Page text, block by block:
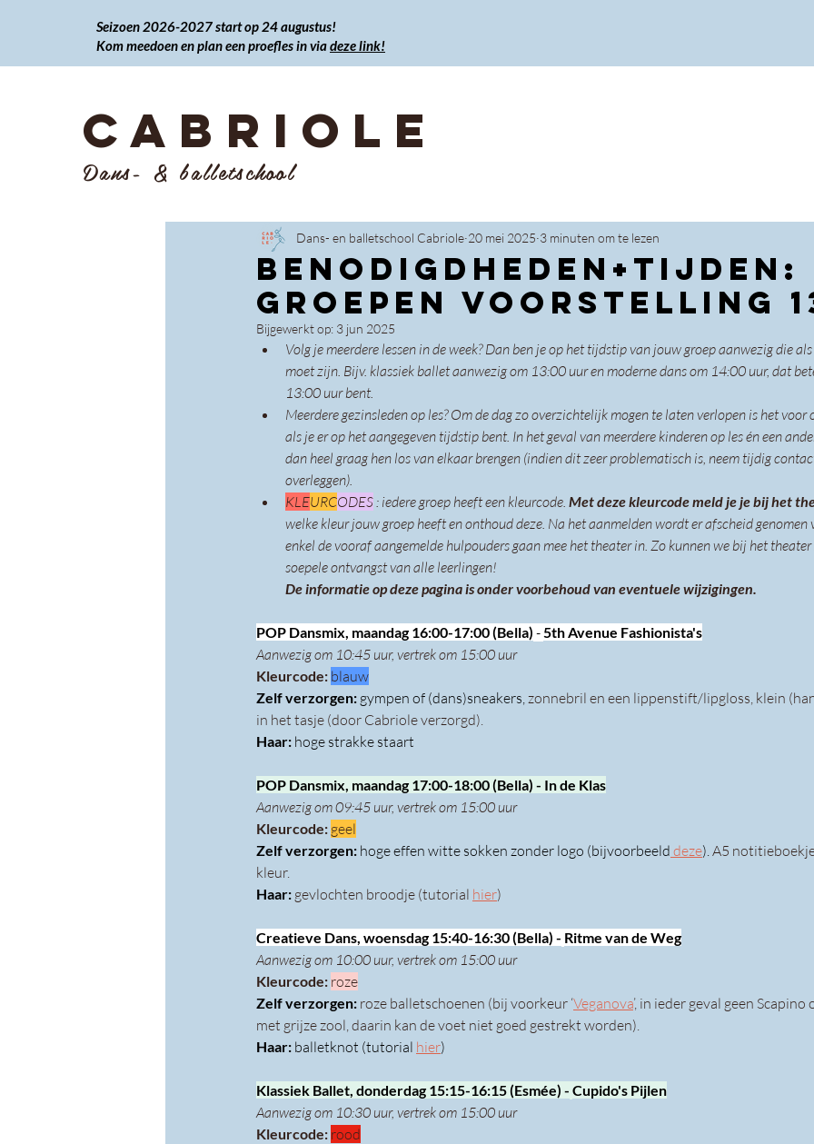
Seizoen 2026-2027 start op 24 augustus!
Kom meedoen en plan een proefles in viadeze link!
CABRIOLE
Dans- & balletschool
BEnodigdheden+tijden:
groepen voorstelling
Dans- en balletschool Cabriole 20 mei 2025 3 minuten om te lezen
Bijgewerkt op: 3 jun 2025
Volg je meerdere lessen in de week? Dan ben je op het tijdstip van jouw groep aanwezig die
moet zijn. Bijv. klassiek ballet aanwezig om 13:00 uur en moderne dans om 14:00 uur, dat
13:00 uur bent.
Meerdere gezinsleden op les? Om de dag zo overzichtelijk mogen te laten verlopen is het
als je er op het aangegeven tijdstip bent. In het geval van meerdere kinderen op les én een
dan heel graag hen los van elkaar brengen (indien dit zeer problematisch is, neem tijdig
overleggen).
KLEURCODES : iedere groep heeft een kleurcode. Met deze kleurcode meld je je bij het
welke kleur jouw groep heeft en onthoud deze. Na het aanmelden wordt er afscheid genomen
enkel de vooraf aangemelde hulpouders gaan mee het theater in. Zo kunnen we bij het
soepele ontvangst van alle leerlingen!
De informatie op deze pagina is onder voorbehoud van eventuele wijzigingen.
POP Dansmix, maandag 16:00-17:00 (Bella) - 5th Avenue Fashionista's
Aanwezig om 10:45 uur, vertrek om 15:00 uur
Kleurcode: blauw
Zelf verzorgen: gympen of (dans)sneakers, zonnebril en een lippenstift/lipgloss, klein
in het tasje (door Cabriole verzorgd).
Haar: hoge strakke staart
POP Dansmix, maandag 17:00-18:00 (Bella) - In de Klas
Aanwezig om 09:45 uur, vertrek om 15:00 uur
Kleurcode: geel
Zelf verzorgen: hoge effen witte sokken zonder logo (bijvoorbeeld deze). A5
kleur.
Haar: gevlochten broodje (tutorial hier)
Creatieve Dans, woensdag 15:40-16:30 (Bella) - Ritme van de Weg
Aanwezig om 10:00 uur, vertrek om 15:00 uur
Kleurcode: roze
Zelf verzorgen: roze balletschoenen (bij voorkeur ‘Veganova’, in ieder geval geen
met grijze zool, daarin kan de voet niet goed gestrekt worden).
Haar: balletknot (tutorial hier)
Klassiek Ballet, donderdag 15:15-16:15 (Esmée) - Cupido's Pijlen
Aanwezig om 10:30 uur, vertrek om 15:00 uur
Kleurcode: rood